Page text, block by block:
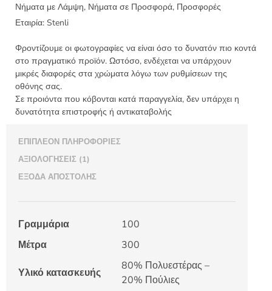
Νήματα με Λάμψη, Νήματα σε Προσφορά, Προσφορές
Εταιρία: Stenli
Φροντίζουμε οι φωτογραφίες να είναι όσο το δυνατόν πιο κοντά
στο πραγματικό προϊόν. Ωστόσο, ενδέχεται να υπάρχουν
μικρές διαφορές στα χρώματα λόγω των ρυθμίσεων της
οθόνης σας.
Σε προιόντα που κόβονται κατά παραγγελία, δεν υπάρχει η
δυνατότητα επιστροφής ή αντικαταβολής
ΕΠΙΠΛΈΟΝ ΠΛΗΡΟΦΟΡΊΕΣ
ΑΞΙΟΛΟΓΉΣΕΙΣ (1)
ΈΞΟΔΑ ΑΠΟΣΤΟΛΉΣ
Γραμμάρια
100
Μέτρα
300
Υλικό κατασκευής
80% Πολυεστέρας –
20% Πούλιες